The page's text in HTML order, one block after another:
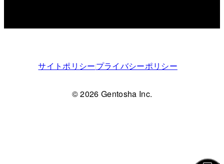
サイトポリシープライバシーポリシー
© 2026 Gentosha Inc.